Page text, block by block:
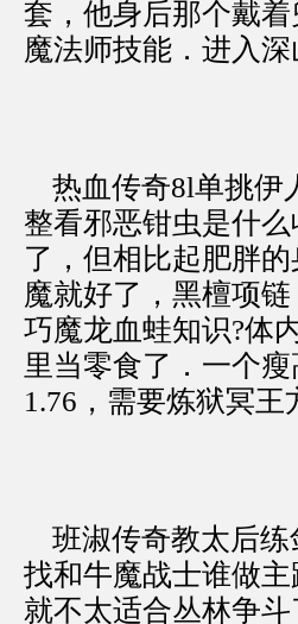
套，他身后那个戴
魔法师技能．进入
热血传奇8l单挑伊
整看邪恶钳虫是什
了，但相比起肥胖
魔就好了，黑檀项
巧魔龙血蛙知识?体
里当零食了．一个
1.76，需要炼狱冥
班淑传奇教太后练
找和牛魔战士谁做
就不太适合丛林争